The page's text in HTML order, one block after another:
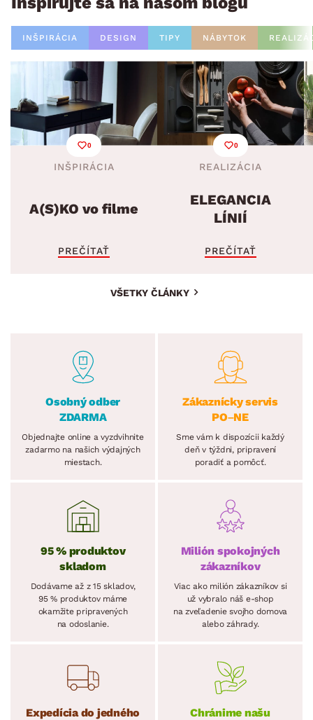
INŠPIRÁCIA DESIGN TIPY NÁBYTOK
0
INŠPIRÁCIA
A(S)KO vo filme
PREČÍTAŤ
0
REALIZÁCIA
ELEGANCIA
LÍNIÍ
PREČÍTAŤ
VŠETKY ČLÁNKY
Osobný odber
ZDARMA
Objednajte online a vyzdvihnite
zadarmo na našich výdajných
miestach.
Zákaznícky servis
PO–NE
Sme vám k dispozícii každý
deň v týždni, pripravení
poradiť a pomôcť.
95 % produktov
skladom
Dodávame až z 15 skladov,
95 % produktov máme
okamžite pripravených
na odoslanie.
Milión spokojných
zákazníkov
Viac ako milión zákazníkov si
už vybralo náš e-shop
na zveľadenie svojho domova
alebo záhrady.
Expedícia do jedného
Chránime našu